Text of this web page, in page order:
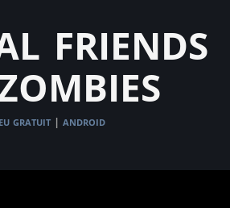
friends
gratuit | android